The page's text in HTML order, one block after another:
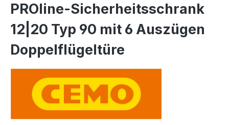
PROline-Sicherheitsschrank
12|20 Typ 90 mit 6 Auszügen
Doppelflügeltüre